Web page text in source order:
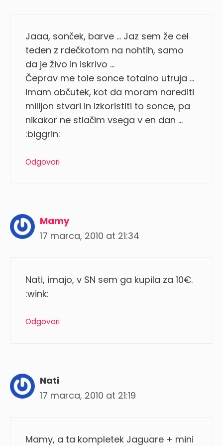
Jaaa, sonček, barve … Jaz sem že cel
teden z rdečkotom na nohtih, samo
da je živo in iskrivo …
Čeprav me tole sonce totalno utruja …
imam občutek, kot da moram narediti
milijon stvari in izkoristiti to sonce, pa
nikakor ne stlačim vsega v en dan …
:biggrin:
Odgovori
Mamy
17 marca, 2010 at 21:34
Nati, imajo, v SN sem ga kupila za 10€.
:wink:
Odgovori
Nati
17 marca, 2010 at 21:19
Mamy, a ta kompletek Jaguare + mini